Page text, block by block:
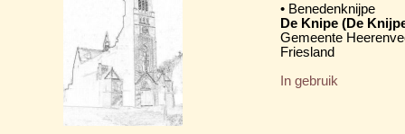
• Benedenknijpe
De Knipe (De
Gemeente
Friesland
In gebruik